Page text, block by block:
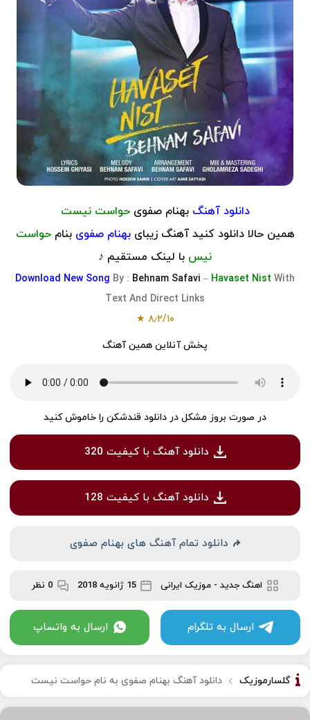
دانلود آهنگبهنام صفوی حواست نیست
همین حالا دانلود کنید آهنگ زیبایبهنام صفوی بنامحواست
نیس با لینک مستقیم ♪
Download New Song By : Behnam Safavi – Havaset Nist With
Text And Direct Links
۸٫۲/۱۰ ★
پخش آنلاین همین آهنگ
در صورت بروز مشکل در دانلود قندشکن را خاموش کنید
دانلود آهنگ با کیفیت 320
دانلود آهنگ با کیفیت 128
دانلود تمام آهنگ های بهنام صفوی
اهنگ جدید- موزیک ایرانی 15 ژانویه 2018 0 نظر
ارسال به تلگرام ارسال به واتساپ
گلسارموزیک دانلود آهنگ بهنام صفوی به نام حواست نیست